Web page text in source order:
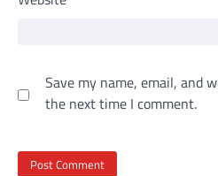
Save my name, email, and
the next time I comment.